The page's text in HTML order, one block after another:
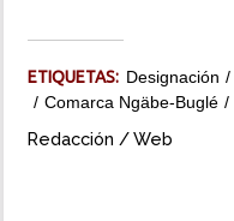
ETIQUETAS: Designación
Comarca Ngäbe-Buglé
Redacción / Web